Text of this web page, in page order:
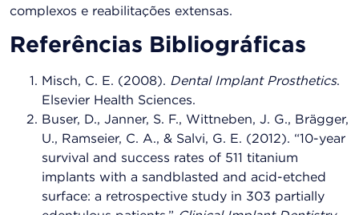
complexos e reabilitações extensas.
Referências Bibliográficas
Misch, C. E. (2008). Dental Implant Prosthetics.
Elsevier Health Sciences.
Buser, D., Janner, S. F., Wittneben, J. G., Brägger,
U., Ramseier, C. A., & Salvi, G. E. (2012). “10-year
survival and success rates of 511 titanium
implants with a sandblasted and acid-etched
surface: a retrospective study in 303 partially